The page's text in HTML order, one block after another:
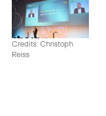
Credits: Christoph
Reiss